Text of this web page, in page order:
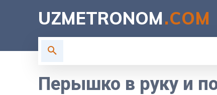
UZMETRONOM.COM
Перышко в руку и